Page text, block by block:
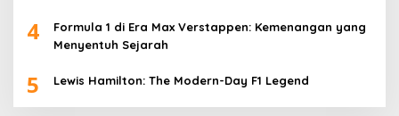
4
Formula 1 di Era Max Verstappen: Kemenangan yang
Menyentuh Sejarah
5 Lewis Hamilton: The Modern-Day F1 Legend